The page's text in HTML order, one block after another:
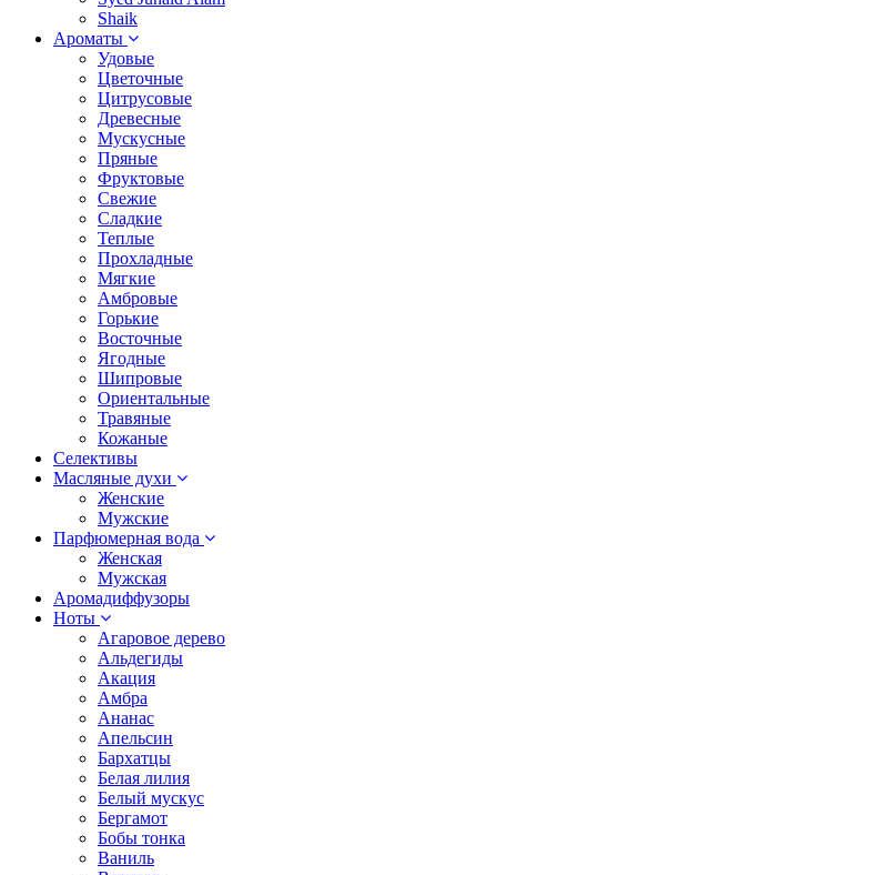
Shaik
Ароматы
Удовые
Цветочные
Цитрусовые
Древесные
Мускусные
Пряные
Фруктовые
Свежие
Сладкие
Теплые
Прохладные
Мягкие
Амбровые
Горькие
Восточные
Ягодные
Шипровые
Ориентальные
Травяные
Кожаные
Селективы
Масляные духи
Женские
Мужские
Парфюмерная вода
Женская
Мужская
Аромадиффузоры
Ноты
Агаровое дерево
Альдегиды
Акация
Амбра
Ананас
Апельсин
Бархатцы
Белая лилия
Белый мускус
Бергамот
Бобы тонка
Ваниль